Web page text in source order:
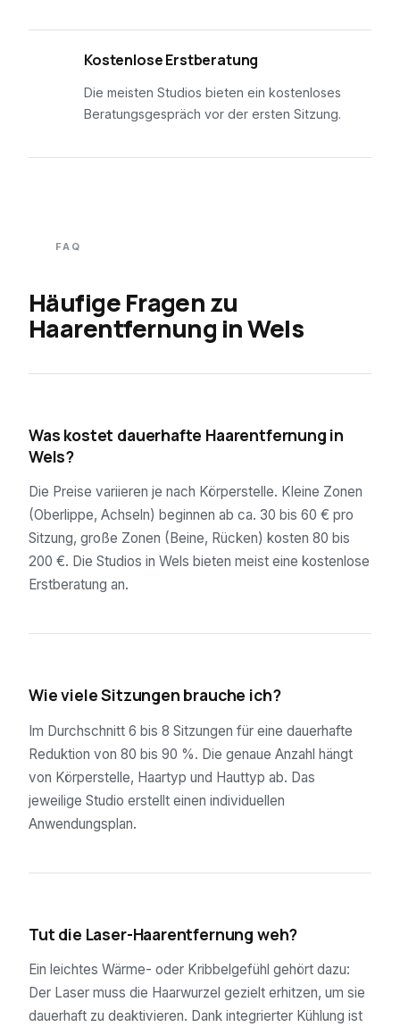
Kostenlose Erstberatung
Die meisten Studios bieten ein kostenloses
Beratungsgespräch vor der ersten Sitzung.
FAQ
Häufige Fragen zu
Haarentfernung inWels
Was kostet dauerhafte Haarentfernung in
Wels?
Die Preise variieren je nach Körperstelle. Kleine Zonen
(Oberlippe, Achseln) beginnen ab ca. 30 bis 60 € pro
Sitzung, große Zonen (Beine, Rücken) kosten 80 bis
200 €. Die Studios in Wels bieten meist eine kostenlose
Erstberatung an.
Wie viele Sitzungen brauche ich?
Im Durchschnitt 6 bis 8 Sitzungen für eine dauerhafte
Reduktion von 80 bis 90 %. Die genaue Anzahl hängt
von Körperstelle, Haartyp und Hauttyp ab. Das
jeweilige Studio erstellt einen individuellen
Anwendungsplan.
Tut die Laser-Haarentfernung weh?
Ein leichtes Wärme- oder Kribbelgefühl gehört dazu:
Der Laser muss die Haarwurzel gezielt erhitzen, um sie
dauerhaft zu deaktivieren. Dank integrierter Kühlung ist